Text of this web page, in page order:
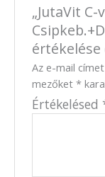
„JutaVit
Az e-mail
mezőket*
Értékelésed